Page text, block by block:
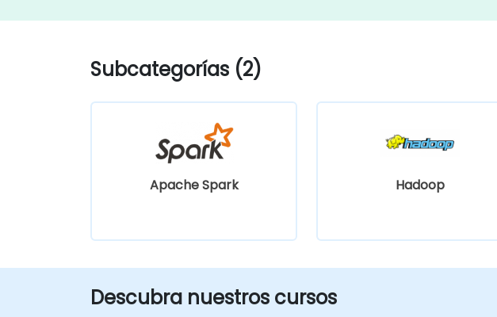
Subcategorías (2)
Apache Spark Hadoop
Descubra nuestros cursos